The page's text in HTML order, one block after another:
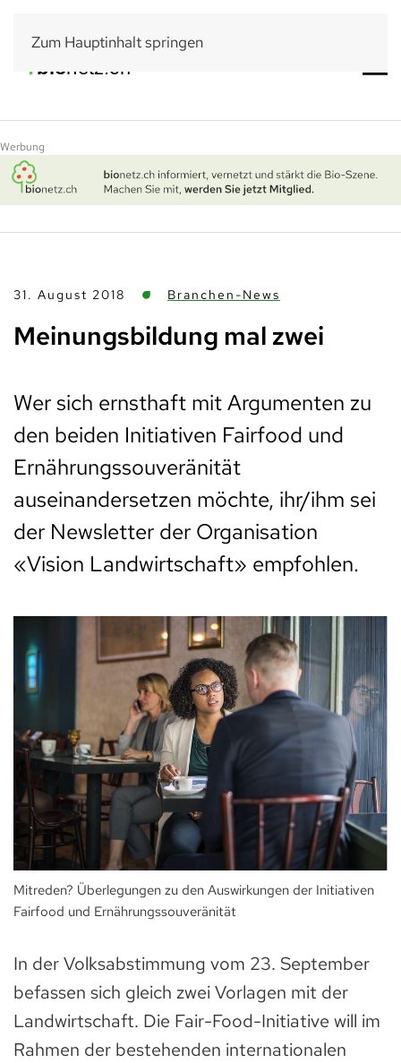
Zum Hauptinhalt springen
Werbung
31. August 2018 Branchen-News
Meinungsbildung mal zwei
Wer sich ernsthaft mit Argumenten zu
den beiden Initiativen Fairfood und
Ernährungssouveränität
auseinandersetzen möchte, ihr/ihm sei
der Newsletter der Organisation
«Vision Landwirtschaft» empfohlen.
Mitreden? Überlegungen zu den Auswirkungen der Initiativen
Fairfood und Ernährungssouveränität
In der Volksabstimmung vom 23. September
befassen sich gleich zwei Vorlagen mit der
Landwirtschaft. Die Fair-Food-Initiative will im
Rahmen der bestehenden internationalen